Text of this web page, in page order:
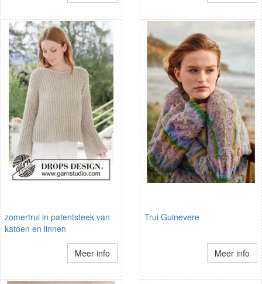
zomertrui in patentsteek van
katoen en linnen
Meer info
Trui Guinevere
Meer info